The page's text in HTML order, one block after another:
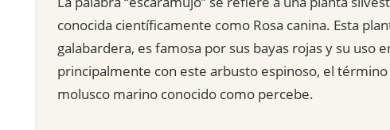
conocida científicamente como Rosa canina. Esta
galabardera, es famosa por sus bayas rojas y su uso
principalmente con este arbusto espinoso, el
molusco marino conocido como percebe.